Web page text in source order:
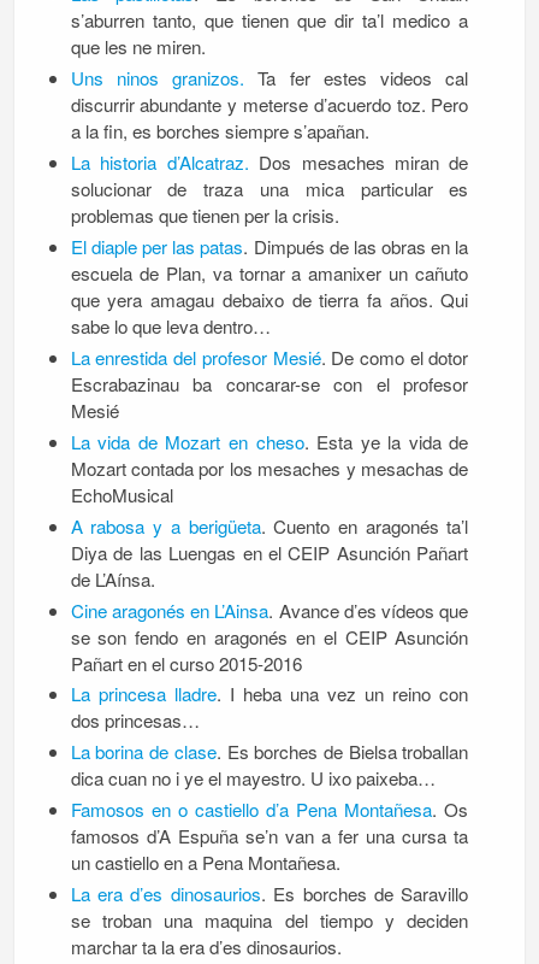
s’aburren tanto, que tienen que dir ta’l medico a
que les ne miren.
Uns ninos granizos. Ta fer estes videos cal
discurrir abundante y meterse d’acuerdo toz. Pero
a la fin, es borches siempre s’apañan.
La historia d’Alcatraz. Dos mesaches miran de
solucionar de traza una mica particular es
problemas que tienen per la crisis.
El diaple per las patas. Dimpués de las obras en la
escuela de Plan, va tornar a amanixer un cañuto
que yera amagau debaixo de tierra fa años. Qui
sabe lo que leva dentro…
La enrestida del profesor Mesié. De como el dotor
Escrabazinau ba concarar-se con el profesor
Mesié
La vida de Mozart en cheso. Esta ye la vida de
Mozart contada por los mesaches y mesachas de
EchoMusical
A rabosa y a berigüeta. Cuento en aragonés ta’l
Diya de las Luengas en el CEIP Asunción Pañart
de L’Aínsa.
Cine aragonés en L’Ainsa. Avance d’es vídeos que
se son fendo en aragonés en el CEIP Asunción
Pañart en el curso 2015-2016
La princesa lladre. I heba una vez un reino con
dos princesas…
La borina de clase. Es borches de Bielsa troballan
dica cuan no i ye el mayestro. U ixo paixeba…
Famosos en o castiello d’a Pena Montañesa. Os
famosos d’A Espuña se’n van a fer una cursa ta
un castiello en a Pena Montañesa.
La era d’es dinosaurios. Es borches de Saravillo
se troban una maquina del tiempo y deciden
marchar ta la era d’es dinosaurios.